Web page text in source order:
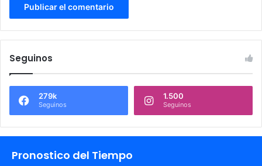
Seguinos
279k
Seguinos
1.500
Seguinos
Pronostico del Tiempo